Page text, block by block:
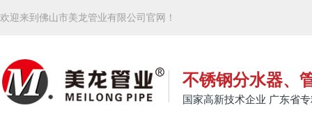
欢迎来到佛山市美龙管业有限公司官网！
不锈钢分水器、
国家高新技术企业 广东省